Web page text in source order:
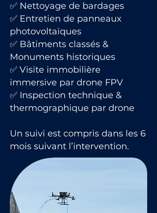
✅ Nettoyage de bardages
✅ Entretien de panneaux
photovoltaïques
✅ Bâtiments classés &
Monuments historiques
✅ Visite immobilière
immersive par drone FPV
✅ Inspection technique &
thermographique par drone
Un suivi est compris dans les 6
mois suivant l’intervention.